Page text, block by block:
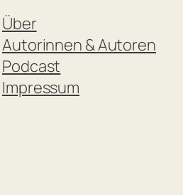
Über
Autorinnen & Autoren
Podcast
Impressum